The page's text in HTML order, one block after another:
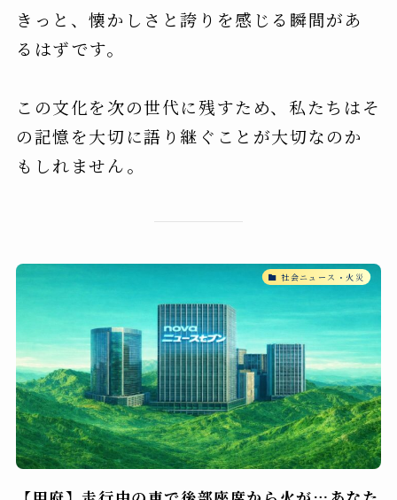
きっと、懐かしさと誇りを感じる瞬間があ
るはずです。
この文化を次の世代に残すため、私たちはそ
の記憶を大切に語り継ぐことが大切なのか
もしれません。
社会ニュース・火災